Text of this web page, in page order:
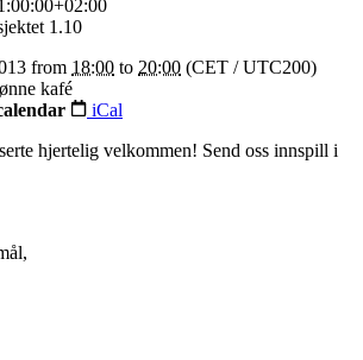
1.10
from 18:00 to 20:00 (CET / UTC200)
kafé
iCal
hjertelig velkommen! Send oss innspill i